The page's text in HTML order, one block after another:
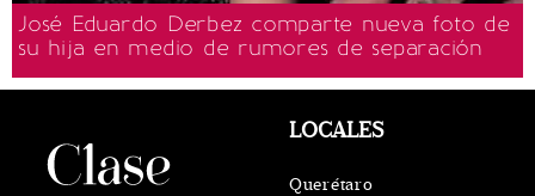
José Eduardo Derbez comparte nueva foto de
su hija en medio de rumores de separación
LOCALES
Querétaro